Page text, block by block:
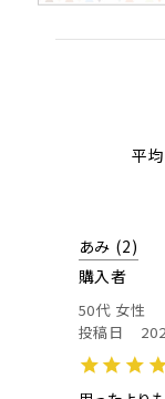
あみ 2
購入者
50代 女性
投稿日